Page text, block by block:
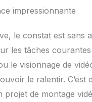
impressionnante
le constat est sans
les tâches
le visionnage de
le ralentir.
projet de montage